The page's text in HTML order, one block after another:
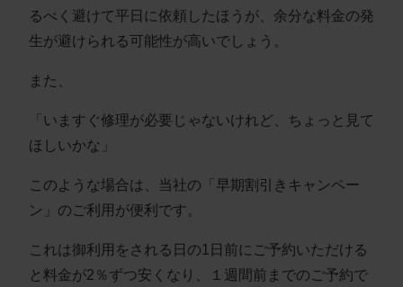
るべく避けて平日に依頼したほうが、余分な料金の発
生が避けられる可能性が高いでしょう。
また、
「いますぐ修理が必要じゃないけれど、ちょっと見て
ほしいかな」
このような場合は、当社の「早期割引きキャンペー
ン」のご利用が便利です。
これは御利用をされる日の1日前にご予約いただける
と料金が2％ずつ安くなり、１週間前までのご予約で